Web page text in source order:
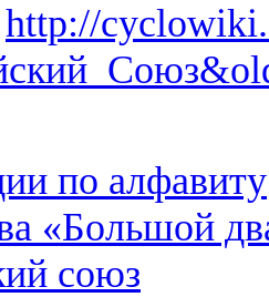
http://
по алфавиту
«Большой
союз